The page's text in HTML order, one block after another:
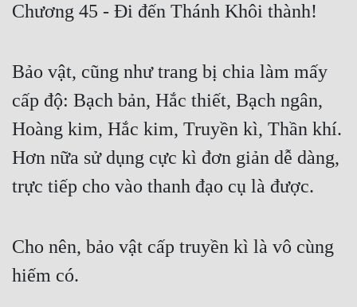
Truyện Convert
Truyện Dịch
Truyện Nhập Môn
Truyện ngắn
Cung Đấu
Chương 45 - Đi đến Thánh Khôi thành!
Bảo vật, cũng như trang bị chia làm mấy
cấp độ: Bạch bản, Hắc thiết, Bạch ngân,
Hoàng kim, Hắc kim, Truyền kì, Thần khí.
Hơn nữa sử dụng cực kì đơn giản dễ dàng,
trực tiếp cho vào thanh đạo cụ là được.
Cho nên, bảo vật cấp truyền kì là vô cùng
hiếm có.